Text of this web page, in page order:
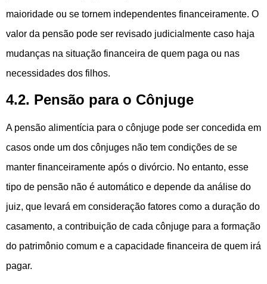
maioridade ou se tornem independentes financeiramente. O
valor da pensão pode ser revisado judicialmente caso haja
mudanças na situação financeira de quem paga ou nas
necessidades dos filhos.
4.2. Pensão para o Cônjuge
A pensão alimentícia para o cônjuge pode ser concedida em
casos onde um dos cônjuges não tem condições de se
manter financeiramente após o divórcio. No entanto, esse
tipo de pensão não é automático e depende da análise do
juiz, que levará em consideração fatores como a duração do
casamento, a contribuição de cada cônjuge para a formação
do patrimônio comum e a capacidade financeira de quem irá
pagar.